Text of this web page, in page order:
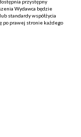
przystępny
Wydawca będzie
standardy współżycia
po prawej stronie każdego